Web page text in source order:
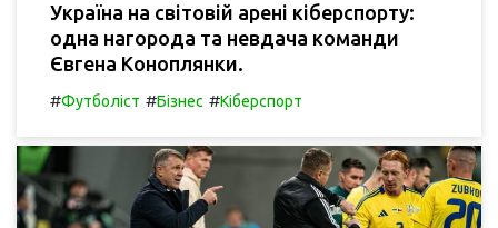
Україна на світовій арені кіберспорту:
одна нагорода та невдача команди
Євгена Коноплянки.
#Футболіст #Бізнес #Кіберспорт